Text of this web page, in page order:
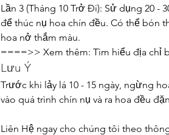
Lần 3 (Tháng 10 Trở Đi): Sử dụng 20 -
để thúc nụ hoa chín đều. Có thể bón
hoa nở thắm màu.
====>> Xem thêm: Tìm hiểu địa chỉ
Lưu Ý
Trước khi lảy lá 10 - 15 ngày, ngừng
vào quá trình chín nụ và ra hoa đều
Liên Hệ ngay cho chúng tôi theo